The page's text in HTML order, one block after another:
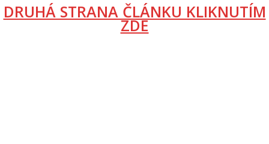
DRUHÁ STRANA ČLÁNKU KLIKNUTÍM
ZDE